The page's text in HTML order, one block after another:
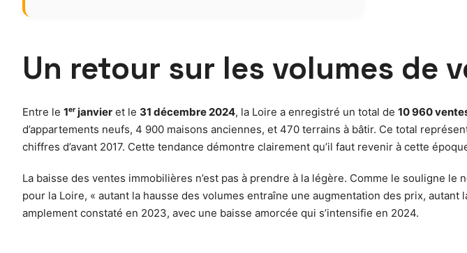
Un retour sur les volumes de
Entre le 1ᵉʳ janvier et le 31 décembre 2024, la Loire a enregistré un total de 10 960
d’appartements neufs, 4 900 maisons anciennes, et 470 terrains à bâtir. Ce total
chiffres d’avant 2017. Cette tendance démontre clairement qu’il faut revenir à cette
La baisse des ventes immobilières n’est pas à prendre à la légère. Comme le souligne
pour la Loire, « autant la hausse des volumes entraîne une augmentation des prix,
amplement constaté en 2023, avec une baisse amorcée qui s’intensifie en 2024.